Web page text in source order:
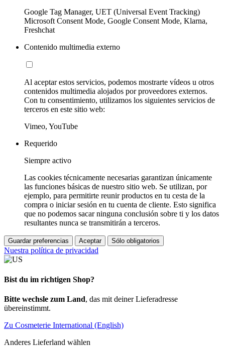
Google Tag Manager, UET (Universal Event Tracking)
Microsoft Consent Mode, Google Consent Mode, Klarna,
Freshchat
Contenido multimedia externo
Al aceptar estos servicios, podemos mostrarte vídeos u otros
contenidos multimedia alojados por proveedores externos.
Con tu consentimiento, utilizamos los siguientes servicios de
terceros en este sitio web:
Vimeo, YouTube
Requerido
Siempre activo
Las cookies técnicamente necesarias garantizan únicamente
las funciones básicas de nuestro sitio web. Se utilizan, por
ejemplo, para permitirte reunir productos en tu cesta de la
compra o iniciar sesión en tu cuenta de cliente. Esto significa
que no podemos sacar ninguna conclusión sobre ti y los datos
resultantes nunca se transmitirán a terceros.
Guardar preferencias Aceptar Sólo obligatorios
Nuestra política de privacidad
Bist du im richtigen Shop?
Bitte wechsle zum Land, das mit deiner Lieferadresse
übereinstimmt.
Zu Cosmeterie International (English)
Anderes Lieferland wählen